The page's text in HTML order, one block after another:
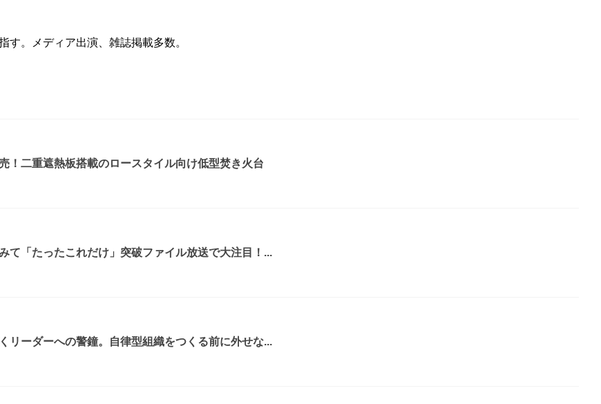
。メディア出演、雑誌掲載多数。
！二重遮熱板搭載のロースタイル向け低型焚き火台
て「たったこれだけ」突破ファイル放送で大注目！...
リーダーへの警鐘。自律型組織をつくる前に外せな...